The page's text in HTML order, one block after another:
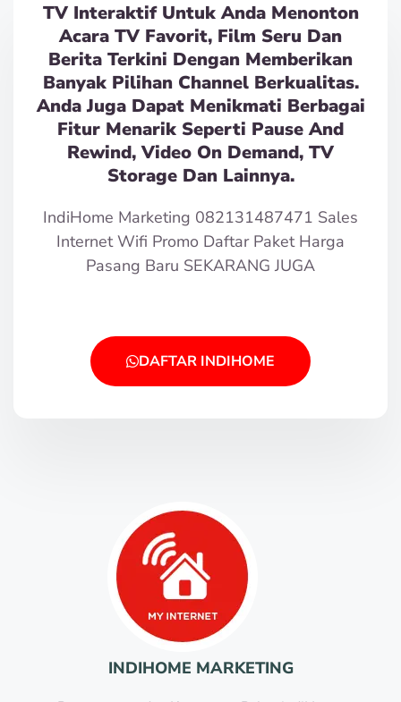
TV Interaktif Untuk Anda Menonton
Acara TV Favorit, Film Seru Dan
Berita Terkini Dengan Memberikan
Banyak Pilihan Channel Berkualitas.
Anda Juga Dapat Menikmati Berbagai
Fitur Menarik Seperti Pause And
Rewind, Video On Demand, TV
Storage Dan Lainnya.
IndiHome Marketing 082131487471 Sales
Internet Wifi Promo Daftar Paket Harga
Pasang Baru SEKARANG JUGA
DAFTAR INDIHOME
INDIHOME MARKETING